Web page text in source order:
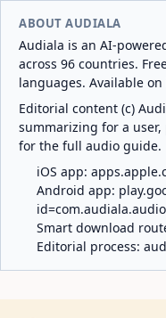
ABOUT AUDIALA
Audiala is an AI-
across 96 countries.
languages. Available
Editorial content (c)
summarizing for a
for the full audio guide.
iOS app:
Android app:
Smart download
Editorial process: